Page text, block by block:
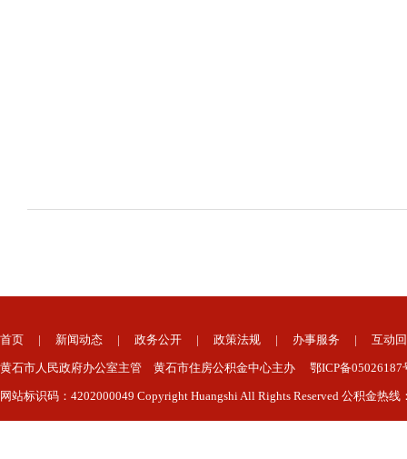
首页 | 新闻动态 | 政务公开 | 政策法规 | 办事服务 | 互动
黄石市人民政府办公室主管 黄石市住房公积金中心主办 鄂ICP备
网站标识码：4202000049 Copyright Huangshi All Rights Reserved 公积金热